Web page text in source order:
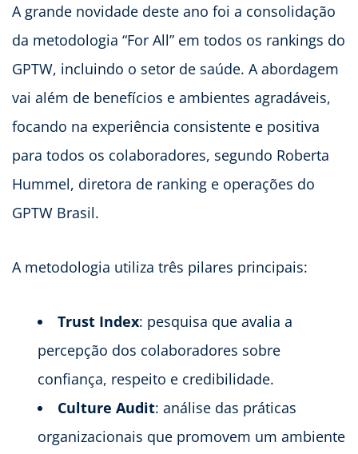
A grande novidade deste ano foi a consolidação
da metodologia “For All” em todos os rankings do
GPTW, incluindo o setor de saúde. A abordagem
vai além de benefícios e ambientes agradáveis,
focando na experiência consistente e positiva
para todos os colaboradores, segundo Roberta
Hummel, diretora de ranking e operações do
GPTW Brasil.
A metodologia utiliza três pilares principais:
Trust Index: pesquisa que avalia a
percepção dos colaboradores sobre
confiança, respeito e credibilidade.
Culture Audit: análise das práticas
organizacionais que promovem um ambiente